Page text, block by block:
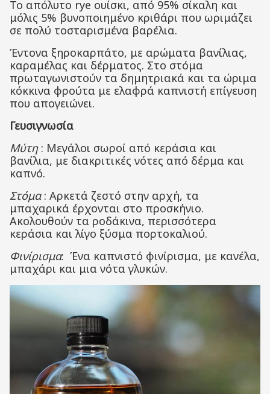
Το απόλυτο rye ουίσκι, από 95% σίκαλη και
μόλις 5% βυνοποιημένο κριθάρι που ωριμάζει
σε πολύ τοσταρισμένα βαρέλια.
Έντονα ξηροκαρπάτο, με αρώματα βανίλιας,
καραμέλας και δέρματος. Στο στόμα
πρωταγωνιστούν τα δημητριακά και τα ώριμα
κόκκινα φρούτα με ελαφρά καπνιστή επίγευση
που απογειώνει.
Γευσιγνωσία
Μύτη: Μεγάλοι σωροί από κεράσια και
βανίλια, με διακριτικές νότες από δέρμα και
καπνό.
Στόμα: Αρκετά ζεστό στην αρχή, τα
μπαχαρικά έρχονται στο προσκήνιο.
Ακολουθούν τα ροδάκινα, περισσότερα
κεράσια και λίγο ξύσμα πορτοκαλιού.
Φινίρισμα: Ένα καπνιστό φινίρισμα, με κανέλα,
μπαχάρι και μια νότα γλυκών.